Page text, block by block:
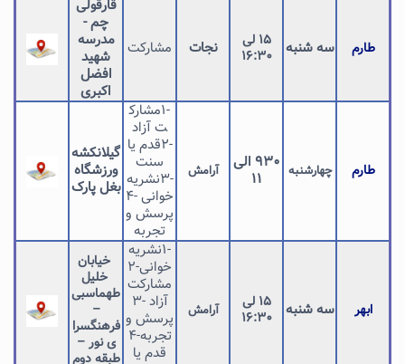
طارم سه شنبه
۱۵ لی
۱۶:۳۰
نجات مشارکت
قارقولی
چم -
مدرسه
شهید
افضل
اکبری
طارم چهارشنبه
۹۳۰ الی
۱۱
آرامش
-1مشارک
ت آزاد
-2قدم یا
سنت
-3نشریه
خوانی -۴
پرسش و
تجربه
گیلانکشه
ورزشگاه
بغل پارک
ابهر سه شنبه
۱۵ لی
۱۶:۳۰
آرامش
-1نشریه
خوانی-۲
مشارکت
آزاد -۳
پرسش و
تجربه-۴
قدم یا
خیابان
خلیل
طهماسبی
–
فرهنگسرا
ی نور –
طبقه دوم